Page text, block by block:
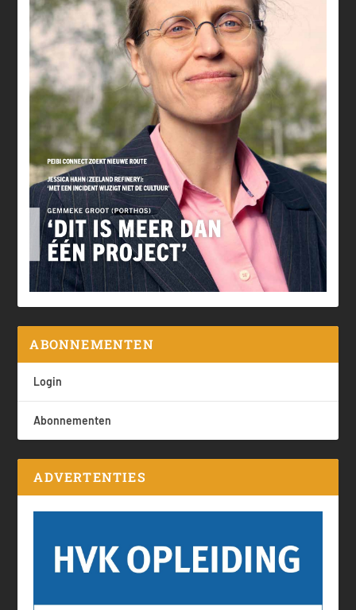
ABONNEMENTEN
Login
Abonnementen
ADVERTENTIES